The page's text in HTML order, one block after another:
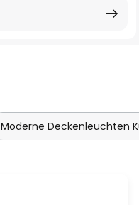
Moderne Deckenleuchten